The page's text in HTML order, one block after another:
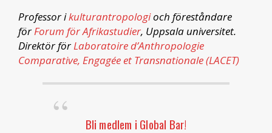
Professor ikulturantropologioch föreståndare
förForum för Afrikastudier, Uppsala universitet.
Direktör förLaboratoire d’Anthropologie
Comparative, Engagée et Transnationale (LACET)
Bli medlem i Global Bar!